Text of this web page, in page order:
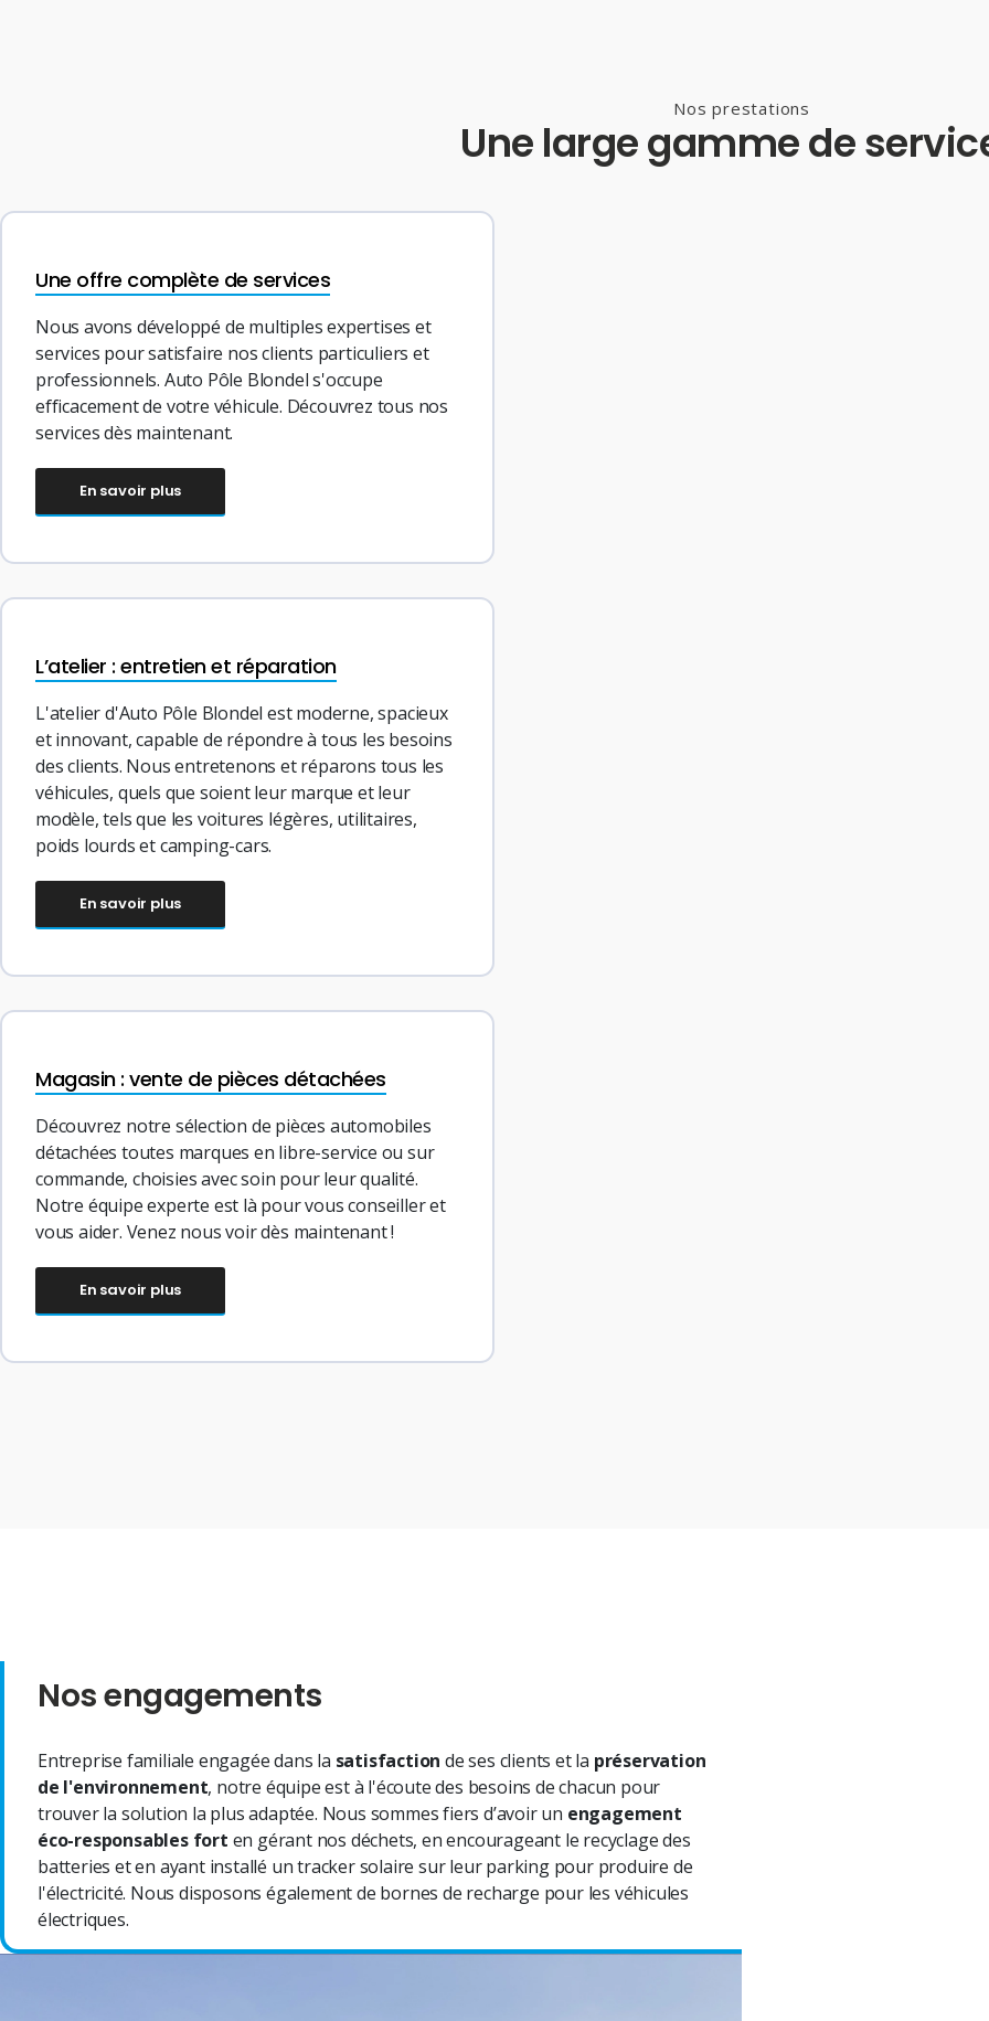
Nos prestations
Une large gamme de
Une offre complète de services
Nous avons développé de multiples expertises et
services pour satisfaire nos clients particuliers et
professionnels. Auto Pôle Blondel s'occupe
efficacement de votre véhicule. Découvrez tous nos
services dès maintenant.
En savoir plus
L’atelier : entretien et réparation
L'atelier d'Auto Pôle Blondel est moderne, spacieux
et innovant, capable de répondre à tous les besoins
des clients. Nous entretenons et réparons tous les
véhicules, quels que soient leur marque et leur
modèle, tels que les voitures légères, utilitaires,
poids lourds et camping-cars.
En savoir plus
Magasin : vente de pièces détachées
Découvrez notre sélection de pièces automobiles
détachées toutes marques en libre-service ou sur
commande, choisies avec soin pour leur qualité.
Notre équipe experte est là pour vous conseiller et
vous aider. Venez nous voir dès maintenant !
En savoir plus
Nos engagements
Entreprise familiale engagée dans la satisfactionde ses clients et la préservation
de l'environnement, notre équipe est à l'écoute des besoins de chacun pour
trouver la solution la plus adaptée. Nous sommes fiers d’avoir un engagement
éco-responsables fort en gérant nos déchets, en encourageant le recyclage des
batteries et en ayant installé un tracker solaire sur leur parking pour produire de
l'électricité. Nous disposons également de bornes de recharge pour les véhicules
électriques.